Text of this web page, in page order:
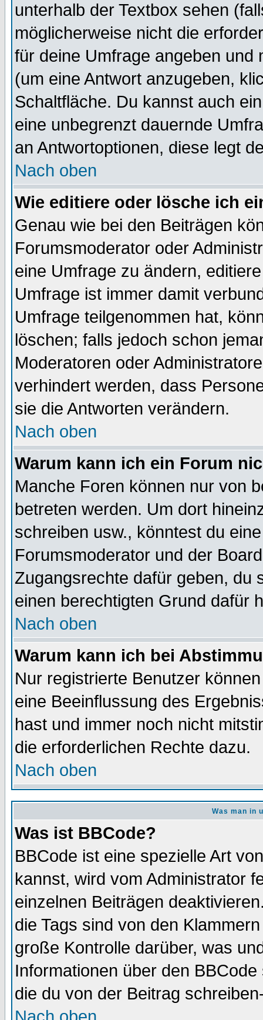
unterhalb der Textbox sehen
möglicherweise nicht die
für deine Umfrage angeben und
(um eine Antwort anzugeben,
Schaltfläche. Du kannst auch
eine unbegrenzt dauernde
an Antwortoptionen, diese legt
Nach oben
Wie editiere oder lösche ich
Genau wie bei den Beiträgen
Forumsmoderator oder
eine Umfrage zu ändern,
Umfrage ist immer damit
Umfrage teilgenommen hat,
löschen; falls jedoch schon
Moderatoren oder
verhindert werden, dass
sie die Antworten verändern.
Nach oben
Warum kann ich ein Forum
Manche Foren können nur von
betreten werden. Um dort
schreiben usw., könntest du
Forumsmoderator und der
Zugangsrechte dafür geben, du
einen berechtigten Grund dafür
Nach oben
Warum kann ich bei
Nur registrierte Benutzer
eine Beeinflussung des
hast und immer noch nicht
die erforderlichen Rechte dazu.
Nach oben
Was man in
Was ist BBCode?
BBCode ist eine spezielle Art
kannst, wird vom Administrator
einzelnen Beiträgen
die Tags sind von den
große Kontrolle darüber, was
Informationen über den
die du von der Beitrag